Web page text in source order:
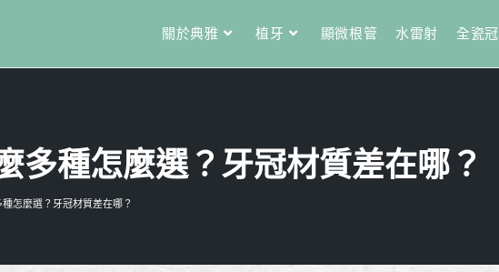
關於典雅 植牙 顯微根管 水雷射 全瓷冠
多種怎麼選？牙冠材質差在哪？
怎麼選？牙冠材質差在哪？